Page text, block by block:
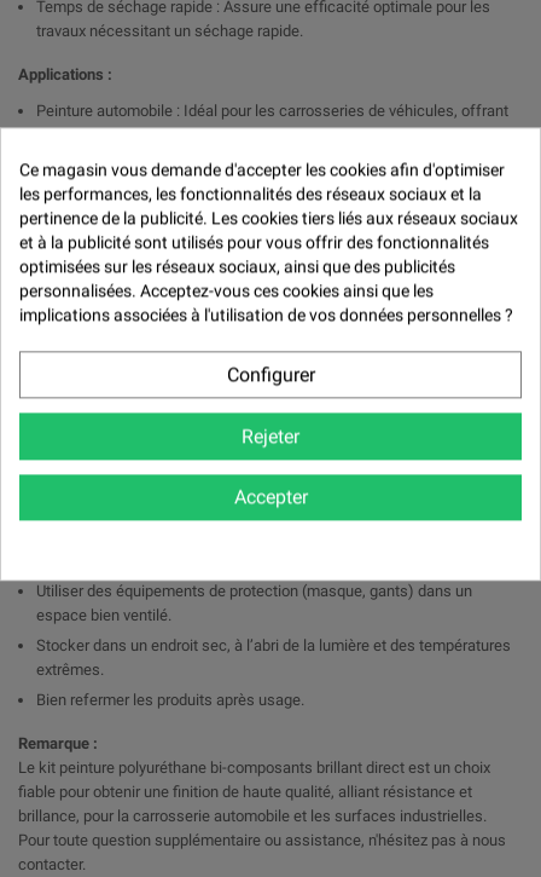
Temps de séchage rapide : Assure une efficacité optimale pour les
travaux nécessitant un séchage rapide.
Applications :
Peinture automobile : Idéal pour les carrosseries de véhicules, offrant
Industrie : Convient pour les équipements et machines nécessitant une
protection durable et une finition soignée.
Réparations et rénovations : Parfait pour les retouches et le
reconditionnement de pièces métalliques.
Conseils d'utilisation :
Préparation de la surface : Dégraisser et poncer pour garantir une
adhérence optimale.
Mélange : Respecter les proportions de mélange entre la peinture, le
diluant et le durcisseur.
Application : Utiliser un pistolet pour une application uniforme en
plusieurs couches fines.
Séchage : Laisser sécher entre les couches et attendre 24 heures pour
Utiliser des équipements de protection (masque, gants) dans un
espace bien ventilé.
Stocker dans un endroit sec, à l’abri de la lumière et des températures
extrêmes.
Bien refermer les produits après usage.
Remarque :
Le kit peinture polyuréthane bi-composants brillant direct est un choix
fiable pour obtenir une finition de haute qualité, alliant résistance et
brillance, pour la carrosserie automobile et les surfaces industrielles.
Pour toute question supplémentaire ou assistance, n'hésitez pas à nous
contacter.
Ce magasin vous demande d'accepter les cookies afin d'optimiser
les performances, les fonctionnalités des réseaux sociaux et la
pertinence de la publicité. Les cookies tiers liés aux réseaux sociaux
et à la publicité sont utilisés pour vous offrir des fonctionnalités
optimisées sur les réseaux sociaux, ainsi que des publicités
personnalisées. Acceptez-vous ces cookies ainsi que les
implications associées à l'utilisation de vos données personnelles ?
Configurer
Rejeter
Accepter